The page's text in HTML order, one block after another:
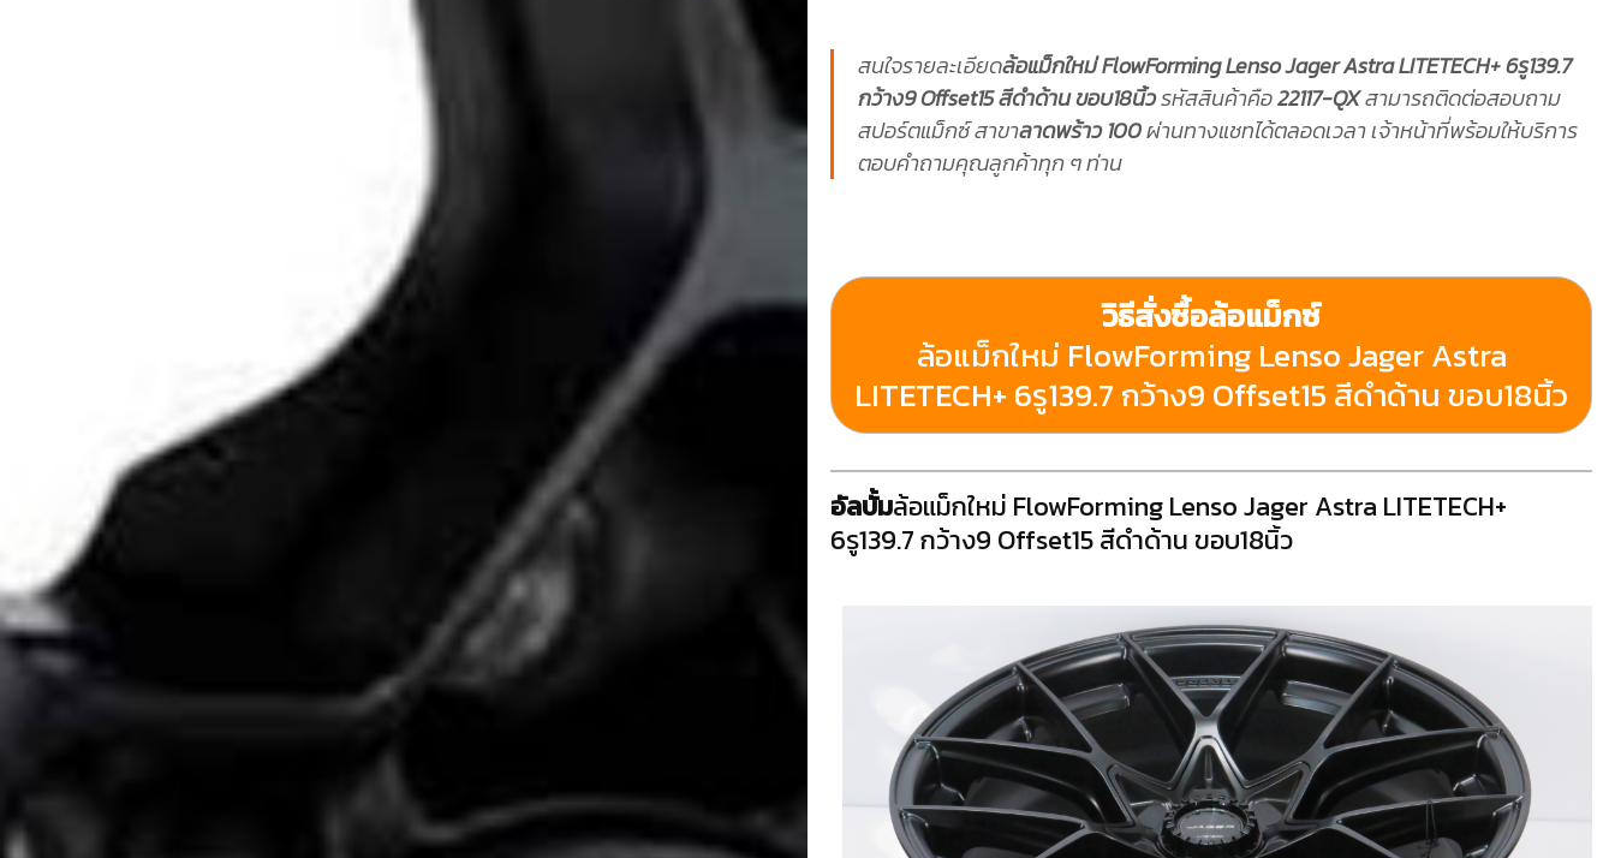
สนใจรายละเอียดล้อแม็กใหม่ FlowForming Lenso Jager Astra LITETECH+ 6รู139.7
กว้าง9 Offset15 สีดำด้าน ขอบ18นิ้วรหัสสินค้าคือ22117-QXสามารถติดต่อสอบถาม
สปอร์ตแม็กซ์ สาขาลาดพร้าว 100ผ่านทางแชทได้ตลอดเวลา เจ้าหน้าที่พร้อมให้บริการ
ตอบคำถามคุณลูกค้าทุก ๆ ท่าน
วิธีสั่งซื้อล้อแม็กซ์
ล้อแม็กใหม่ FlowForming Lenso Jager Astra
LITETECH+ 6รู139.7 กว้าง9 Offset15 สีดำด้าน ขอบ18นิ้ว
อัลบั้มล้อแม็กใหม่ FlowForming Lenso Jager Astra LITETECH+
6รู139.7 กว้าง9 Offset15 สีดำด้าน ขอบ18นิ้ว